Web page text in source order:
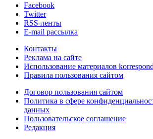
Facebook
Twitter
RSS-ленты
E-mail рассылка
Контакты
Реклама на сайте
Использование материалов
Правила пользования сайтом
Договор пользования сайтом
Политика в сфере
данных
Пользовательское соглашение
Редакция